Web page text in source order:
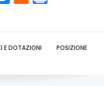
E DOTAZIONI
POSIZIONE